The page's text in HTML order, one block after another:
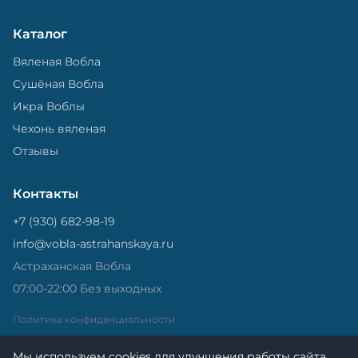
Каталог
Вяленая Вобла
Сушёная Вобла
Икра Воблы
Чехонь вяленая
Отзывы
Контакты
+7 (930) 682-98-19
info@vobla-astrahanskaya.ru
Астраханская Вобла
07:00-22:00 Без выходных
Политика конфиденциальности